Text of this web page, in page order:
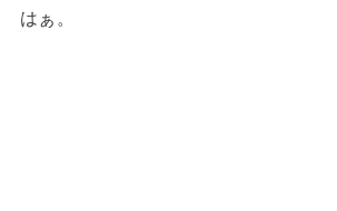
はぁ。